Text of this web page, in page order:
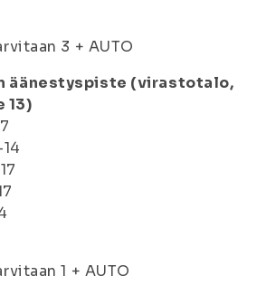
3 + AUTO
äänestyspiste (virastotalo,
13)
1 + AUTO